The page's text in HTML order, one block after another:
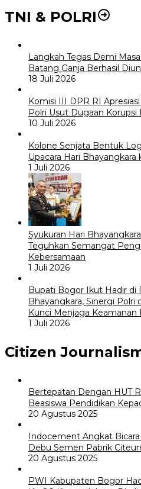
TNI & POLRI
Langkah Tegas Demi
Batang Ganja Berhasil
18 Juli 2026
Komisi III DPR RI
Polri Usut Dugaan Korupsi
10 Juli 2026
Kolone Senjata Bentuk
Upacara Hari Bhayangkara
1 Juli 2026
Syukuran Hari
Teguhkan Semangat
Kebersamaan
1 Juli 2026
Bupati Bogor Ikut Hadir di
Bhayangkara, Sinergi Polri
Kunci Menjaga Keamanan
1 Juli 2026
Citizen
Bertepatan Dengan HUT
Beasiswa Pendidikan
20 Agustus 2025
Indocement Angkat
Debu Semen Pabrik
20 Agustus 2025
PWI Kabupaten Bogor